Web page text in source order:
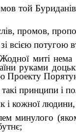
той
промов,
всією потугою
миті нема
руками
Проекту
принципи і
і кожної
минулого